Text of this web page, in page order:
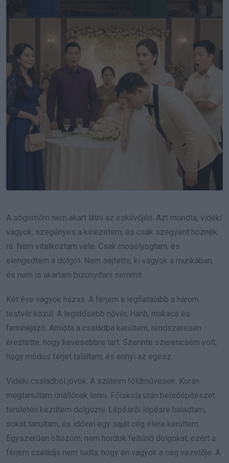
A sógornőm nem akart látni az esküvőjén. Azt mondta, vidéki
vagyok, szegényes a kinézetem, és csak szégyent hoznék
rá. Nem vitatkoztam vele. Csak mosolyogtam, és
elengedtem a dolgot. Nem sejtette, ki vagyok a munkában,
és nem is akartam bizonyítani semmit.
Két éve vagyok házas. A férjem a legfiatalabb a három
testvér közül. A legidősebb nővér, Hanh, makacs és
fennhéjázó. Amióta a családba kerültem, rendszeresen
éreztette, hogy kevesebbre tart. Szerinte szerencsém volt,
hogy módos férjet találtam, és ennyi az egész.
Vidéki családból jövök. A szüleim földművesek. Korán
megtanultam önállónak lenni. Főiskola után belsőépítészet
területén kezdtem dolgozni. Lépésről lépésre haladtam,
sokat tanultam, és idővel egy saját cég élére kerültem.
Egyszerűen öltözöm, nem hordok feltűnő dolgokat, ezért a
férjem családja nem tudta, hogy én vagyok a cég vezetője. A